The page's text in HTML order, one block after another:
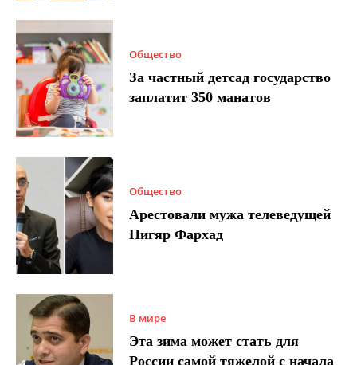
Общество
За частный детсад государство
заплатит 350 манатов
Общество
Арестовали мужа телеведущей
Нигяр Фархад
В мире
Эта зима может стать для
России самой тяжелой с начала